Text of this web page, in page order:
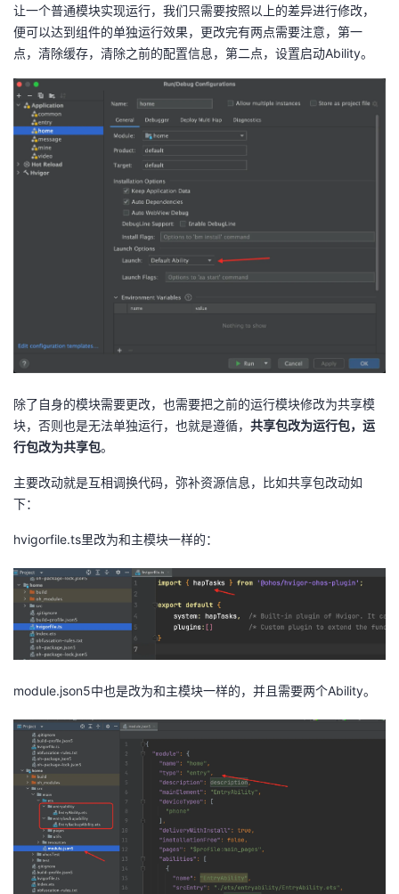
让一个普通模块实现运行，我们只需要按照以上的差异进行修改，
便可以达到组件的单独运行效果，更改完有两点需要注意，第一
点，清除缓存，清除之前的配置信息，第二点，设置启动Ability。
除了自身的模块需要更改，也需要把之前的运行模块修改为共享模
块，否则也是无法单独运行，也就是遵循， 共享包改为运行包，运
行包改为共享包。
主要改动就是互相调换代码，弥补资源信息，比如共享包改动如
下：
hvigorfile.ts里改为和主模块一样的：
module.json5中也是改为和主模块一样的，并且需要两个Ability。